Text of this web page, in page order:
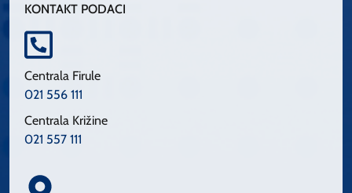
KONTAKT PODACI
Centrala Firule
021 556 111
Centrala Križine
021 557 111